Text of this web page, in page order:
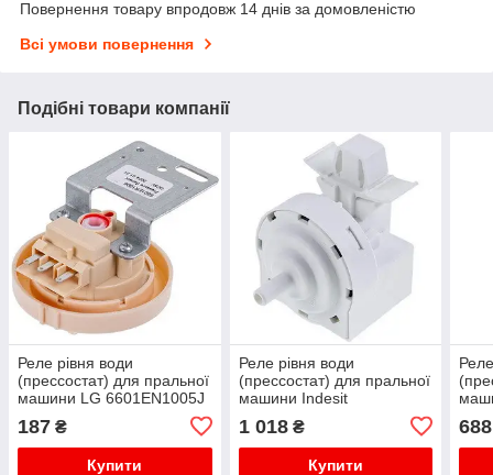
Повернення товару впродовж 14 днів за домовленістю
Всі умови повернення
Подібні товари компанії
Реле рівня води
(прессостат) для пральної
машини LG 6601EN1005J
187 ₴
Купити
Реле рівня води
(прессостат) для пральної
машини Indesit
1 018₴
Купити
688